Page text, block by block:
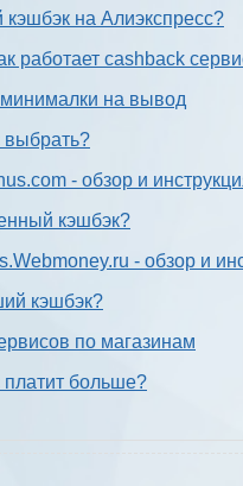
на Алиэкспресс?
работает cashback
на вывод
выбрать?
- обзор и
кэшбэк?
- обзор и
кэшбэк?
по магазинам
платит больше?